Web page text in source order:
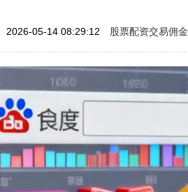
2026-05-14 08:29:12 股票配资交易佣金